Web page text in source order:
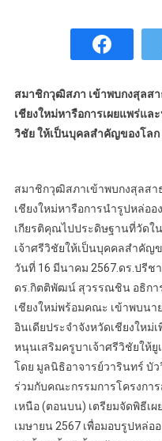
สมาชิกวุฒิสภา เข้าพบกงสุลส
เชียงใหม่หารือการเผยแพร่แล
วิชัย ให้เป็นบุคลสำคัญของโลก
สมาชิกวุฒิสภาเข้าพบกงสุลสา
เชียงใหม่หารือการนำรูปหล่อ
เกียรติคุณไปประดิษฐานที่วัดใ
เจ้าศรีวิชัยให้เป็นบุคคลสำคัญ
วันที่ 16 มีนาคม 2567.ดร.ปรี
ดร.กิตติพัฒน์ สุวรรณชิน อธิกา
เชียงใหม่พร้อมคณะ เข้าพบน
อินเดียประจำจังหวัดเชียงใหม่
หนุนเสริมครูบาเจ้าศรีวิชัยให้
โดย มูลนิธิอาจารย์วารินทร์ บั
ร่วมกับคณะกรรมการโครงก
เหนือ (ตอนบน) เตรียมจัดพิธีเ
เมษายน 2567 เพื่อมอบรูปหล่